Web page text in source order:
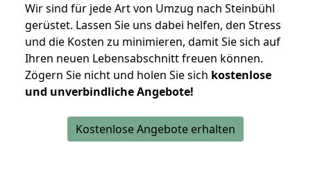
Wir sind für jede Art von Umzug nach Steinbühl
gerüstet. Lassen Sie uns dabei helfen, den Stress
und die Kosten zu minimieren, damit Sie sich auf
Ihren neuen Lebensabschnitt freuen können.
Zögern Sie nicht und holen Sie sich kostenlose
und unverbindliche Angebote!
Kostenlose Angebote erhalten